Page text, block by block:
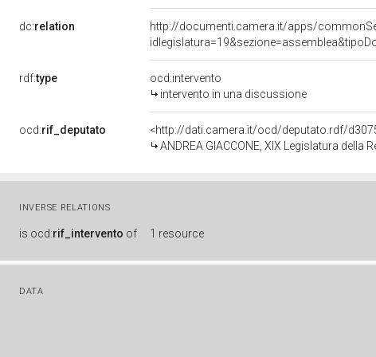
dc:relation
http://documenti.camera.it/apps/
rdf:type
ocd:intervento
intervento in una discussione
ocd:rif_deputato
<http://dati.camera.it/ocd/deputato.rdf/
ANDREA GIACCONE, XIX Legislatura della
INVERSE RELATIONS
is ocd:rif_intervento of 1 resource
DATA